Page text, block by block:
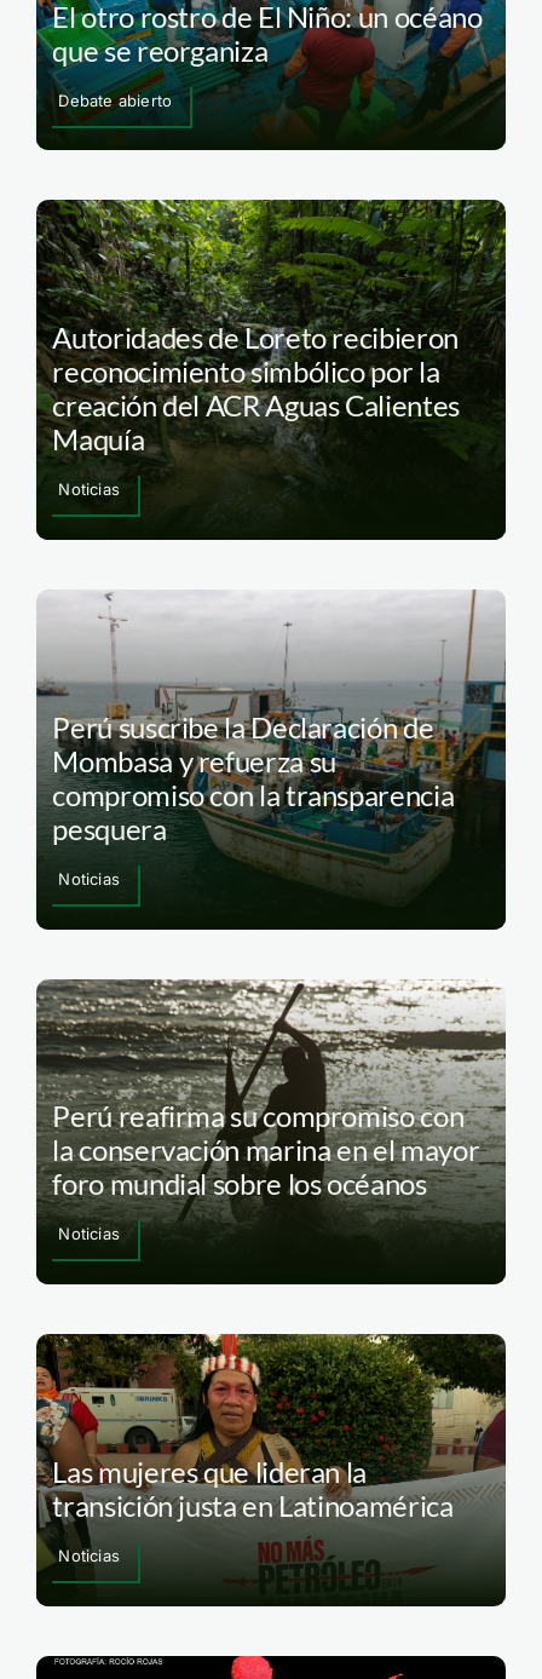
El otro rostro de El Niño: un océano
que se reorganiza
Debate abierto
Autoridades de Loreto recibieron
reconocimiento simbólico por la
creación del ACR Aguas Calientes
Maquía
Noticias
Perú suscribe la Declaración de
Mombasa y refuerza su
compromiso con la transparencia
pesquera
Noticias
Perú reafirma su compromiso con
la conservación marina en el mayor
foro mundial sobre los océanos
Noticias
Las mujeres que lideran la
transición justa en Latinoamérica
Noticias